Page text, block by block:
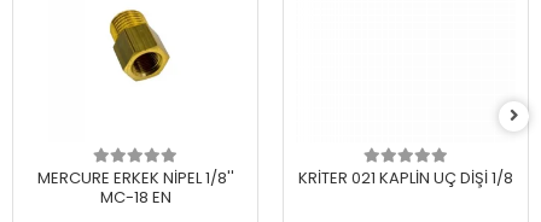
MERCURE ERKEK NİPEL 1/8''
MC-18 EN
KRİTER 021 KAPLİN UÇ DİŞİ 1/8